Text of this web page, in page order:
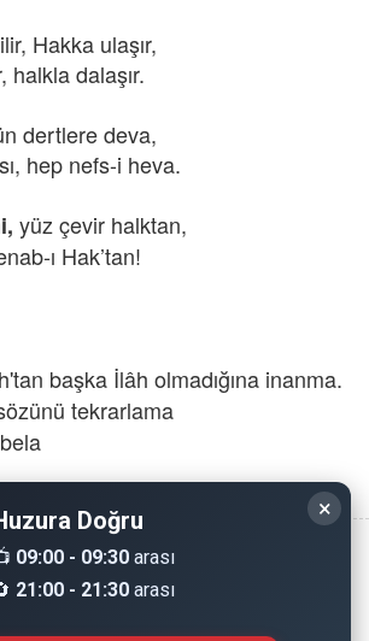
Hakka ulaşır,
halkla dalaşır.
dertlere deva,
hep nefs-i heva.
yüz çevir halktan,
ı Hak’tan!
başka İlâh olmadığına inanma.
tekrarlama
bela
×
Doğru
09:00 - 09:30 arası
21:00 - 21:30 arası